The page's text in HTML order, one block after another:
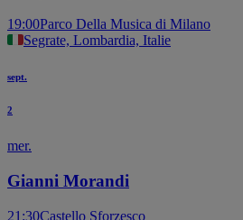
19:00Parco Della Musica di Milano
Segrate, Lombardia, Italie
sept.
2
mer.
Gianni Morandi
21:30Castello Sforzesco